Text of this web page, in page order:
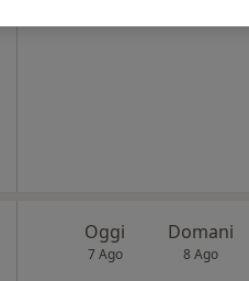
Oggi
7 Ago
Domani
8 Ago